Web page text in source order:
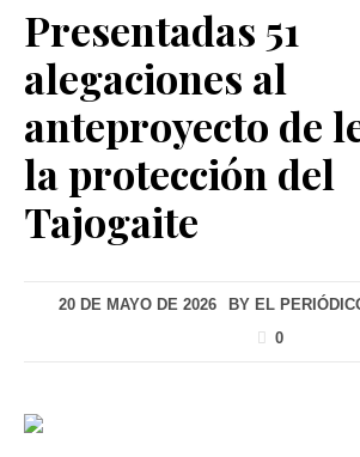
Presentadas 51
alegaciones al
anteproyecto de
la protección del
Tajogaite
20 DE MAYO DE 2026 BY EL
0